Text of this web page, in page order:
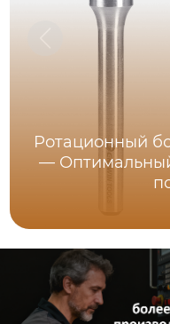
Ротационный
—